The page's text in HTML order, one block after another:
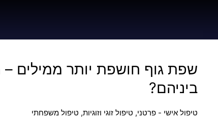
שפת גוף חושפת יותר ממילים
ביניהם?
טיפול אישי - פרטני, טיפול זוגי וזוגיות, טיפול משפחתי